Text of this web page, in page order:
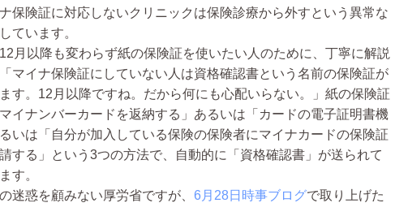
保険証に対応しないクリニックは保険診療から外すという異常な
ています。
月以降も変わらず紙の保険証を使いたい人のために、丁寧に解説
マイナ保険証にしていない人は資格確認書という名前の保険証が
す。12月以降ですね。だから何にも心配いらない。」紙の保険証
イナンバーカードを返納する」あるいは「カードの電子証明書機
いは「自分が加入している保険の保険者にマイナカードの保険証
する」という3つの方法で、自動的に「資格確認書」が送られて
す。
迷惑を顧みない厚労省ですが、 6月28日時事ブログで取り上げた